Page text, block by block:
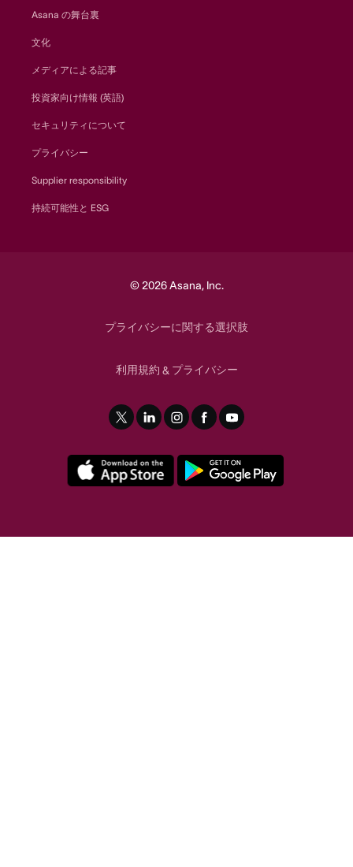
Asana の舞台裏
文化
メディアによる記事
投資家向け情報 (英語)
セキュリティについて
プライバシー
Supplier responsibility
持続可能性と ESG
© 2026 Asana, Inc.
プライバシーに関する選択肢
利用規約 & プライバシー